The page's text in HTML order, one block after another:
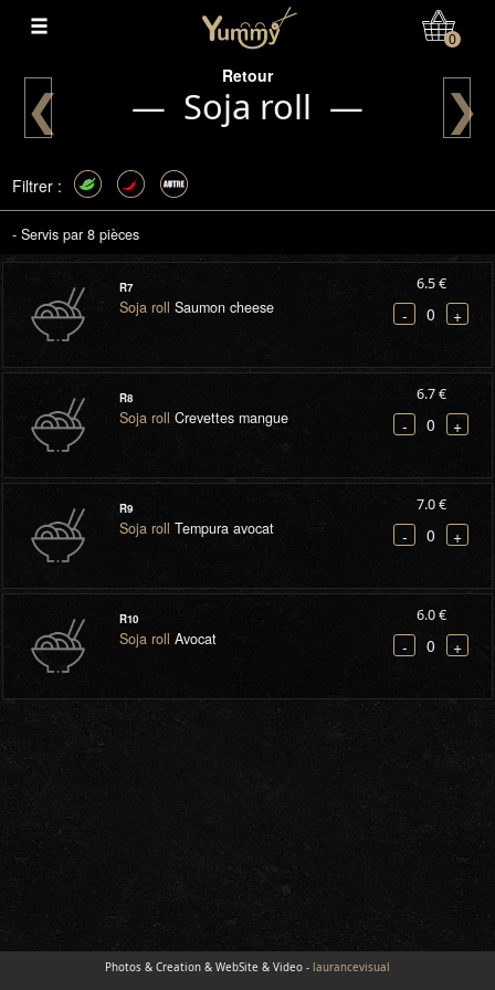
Mon Compte
0
Retour
— Soja roll —
❮ ❯
Filtrer :
- Servis par 8 pièces
R7
Soja roll Saumon cheese
6.5 €
- 0 +
R8
Soja roll Crevettes mangue
6.7 €
- 0 +
R9
Soja roll Tempura avocat
7.0 €
- 0 +
R10
Soja roll Avocat
6.0 €
- 0 +
Photos & Creation & WebSite & Video - laurancevisual